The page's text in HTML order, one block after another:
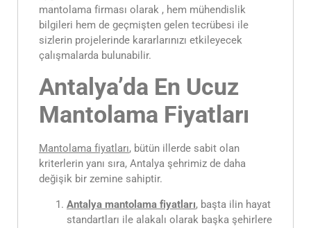
mantolama firması olarak , hem mühendislik
bilgileri hem de geçmişten gelen tecrübesi ile
sizlerin projelerinde kararlarınızı etkileyecek
çalışmalarda bulunabilir.
Antalya’da En Ucuz
Mantolama Fiyatları
Mantolama fiyatları, bütün illerde sabit olan
kriterlerin yanı sıra, Antalya şehrimiz de daha
değişik bir zemine sahiptir.
Antalya mantolama fiyatları, başta ilin hayat
standartları ile alakalı olarak başka şehirlere